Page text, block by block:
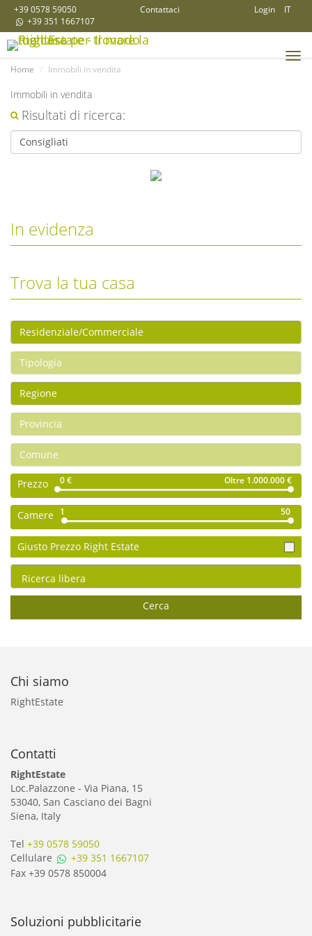
+39 0578 59050
+39 351 1667107
Contattaci Login IT
Home Immobili in vendita
Immobili in vendita
Risultati di ricerca:
In evidenza
Trova la tua casa
Prezzo 0 € Oltre 1.000.000 €
Camere 1 50
Giusto Prezzo Right Estate
Cerca
Chi siamo
RightEstate
Contatti
RightEstate
Loc.Palazzone - Via Piana, 15
53040, San Casciano dei Bagni
Siena, Italy
Tel +39 0578 59050
Cellulare
+39 351 1667107
Fax +39 0578 850004
Soluzioni pubblicitarie